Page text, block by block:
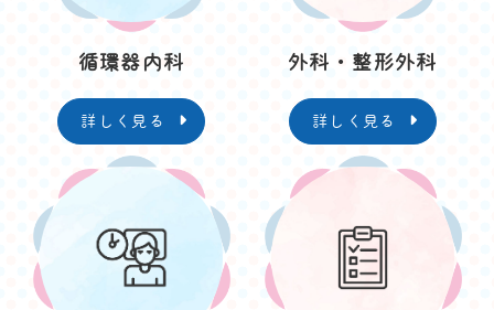
循環器内科
詳しく見る
外科・整形外科
詳しく見る